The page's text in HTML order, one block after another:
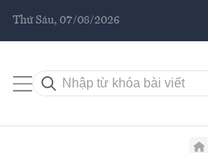
Thứ Sáu, 07/08/2026